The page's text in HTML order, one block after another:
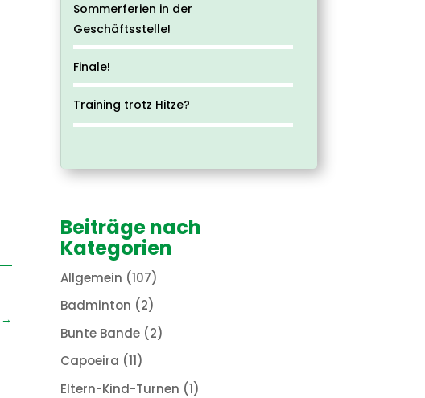
→
Sommerferien in der
Geschäftsstelle!
Finale!
Training trotz Hitze?
Beiträge nach
Kategorien
Allgemein (107)
Badminton (2)
Bunte Bande(2)
Capoeira (11)
Eltern-Kind-Turnen (1)